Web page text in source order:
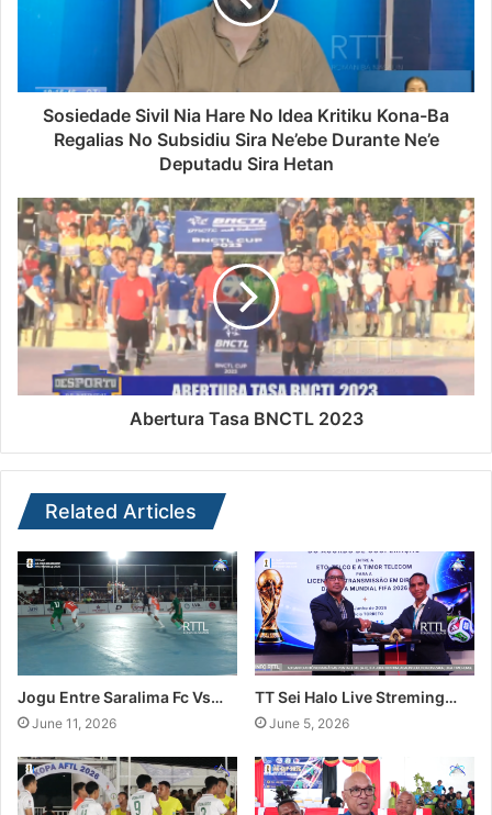
Sosiedade Sivil Nia Hare No Idea Kritiku Kona-Ba
Regalias No Subsidiu Sira Ne’ebe Durante Ne’e
Deputadu Sira Hetan
Abertura Tasa BNCTL 2023
Related Articles
Jogu Entre Saralima Fc Vs…
June 11, 2026
TT Sei Halo Live Streming…
June 5, 2026